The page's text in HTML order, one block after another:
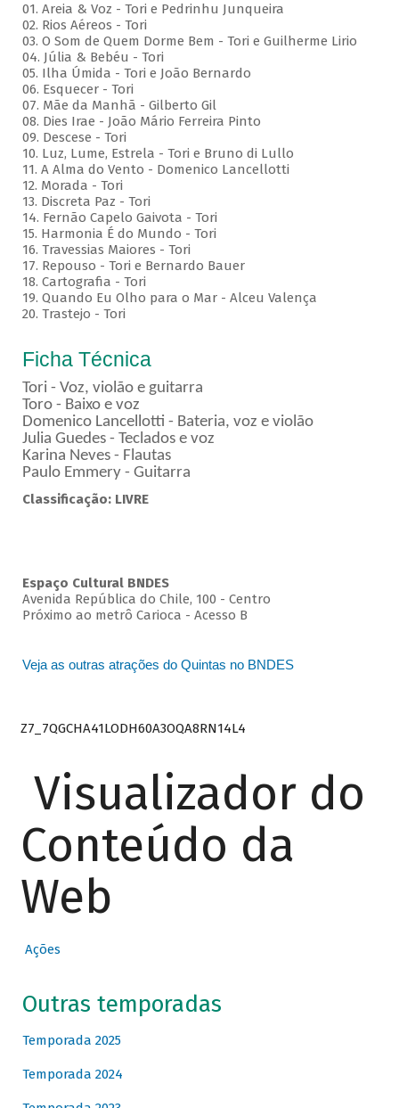
01. Areia & Voz - Tori e Pedrinhu Junqueira
02. ⁠Rios Aéreos - Tori
03. O Som de Quem Dorme Bem - Tori e Guilherme Lirio
04. Júlia & Bebéu - Tori
05. Ilha Úmida - Tori e João Bernardo
06. Esquecer - Tori
07. Mãe da Manhã - Gilberto Gil
08. Dies Irae - João Mário Ferreira Pinto
09. Descese - Tori
10. Luz, Lume, Estrela - Tori e Bruno di Lullo
11. A Alma do Vento - Domenico Lancellotti
12. Morada - Tori
13. Discreta Paz - Tori
14. Fernão Capelo Gaivota - Tori
15. Harmonia É do Mundo - Tori
16. Travessias Maiores - Tori
17. Repouso - Tori e Bernardo Bauer
⁠18. Cartografia - Tori
19. Quando Eu Olho para o Mar - Alceu Valença
20. Trastejo - Tori
Ficha Técnica
Tori - Voz, violão e guitarra
Toro - Baixo e voz
Domenico Lancellotti - Bateria, voz e violão
Julia Guedes - Teclados e voz
Karina Neves - Flautas
Paulo Emmery - Guitarra
Classificação: LIVRE
Espaço Cultural BNDES
Avenida República do Chile, 100 - Centro
Próximo ao metrô Carioca - Acesso B
Veja as outras atrações do Quintas no BNDES
Z7_7QGCHA41LODH60A3OQA8RN14L4
Visualizador do
Conteúdo da
Web
Ações
Outras temporadas
Temporada 2025
Temporada 2024